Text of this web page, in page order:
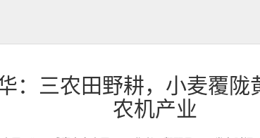
华：三农田野耕，小麦覆
农机产业